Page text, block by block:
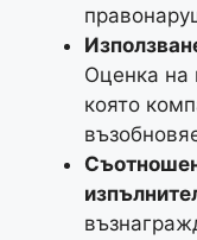
Оценка на
която